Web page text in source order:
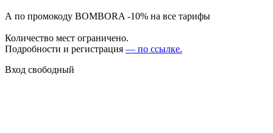
А по промокоду BOMBORA -10% на все тарифы
Количество мест ограничено.
Подробности и регистрация — по ссылке.
Вход свободный